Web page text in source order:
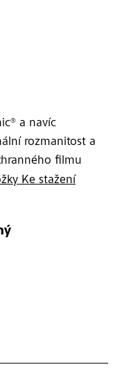
a navíc
rozmanitost a
filmu
Ke stažení